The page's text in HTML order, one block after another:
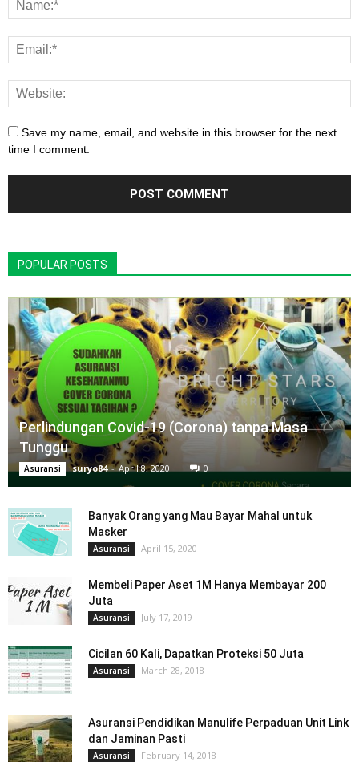
Save my name, email, and website in this browser for the next
time I comment.
POPULAR POSTS
Perlindungan Covid-19 (Corona) tanpa Masa
Tunggu
Asuransi suryo84 - April 8, 2020 0
Banyak Orang yang Mau Bayar Mahal untuk
Masker
Asuransi April 15, 2020
Membeli Paper Aset 1M Hanya Membayar 200
Juta
Asuransi July 17, 2019
Cicilan 60 Kali, Dapatkan Proteksi 50 Juta
Asuransi March 28, 2018
Asuransi Pendidikan Manulife Perpaduan Unit Link
dan Jaminan Pasti
Asuransi February 14, 2018